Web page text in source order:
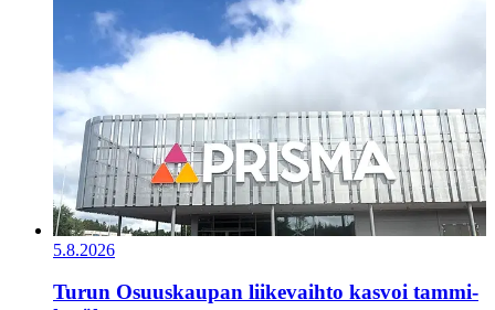
5.8.2026
Turun Osuuskaupan liikevaihto kasvoi tammi-